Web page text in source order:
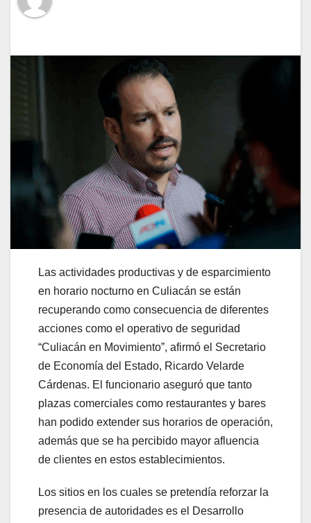
Las actividades productivas y de esparcimiento
en horario nocturno en Culiacán se están
recuperando como consecuencia de diferentes
acciones como el operativo de seguridad
“Culiacán en Movimiento”, afirmó el Secretario
de Economía del Estado, Ricardo Velarde
Cárdenas. El funcionario aseguró que tanto
plazas comerciales como restaurantes y bares
han podido extender sus horarios de operación,
además que se ha percibido mayor afluencia
de clientes en estos establecimientos.
Los sitios en los cuales se pretendía reforzar la
presencia de autoridades es el Desarrollo